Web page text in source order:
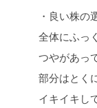
・良い株の
全体にふっ
つやがあっ
部分はとく
イキイキし